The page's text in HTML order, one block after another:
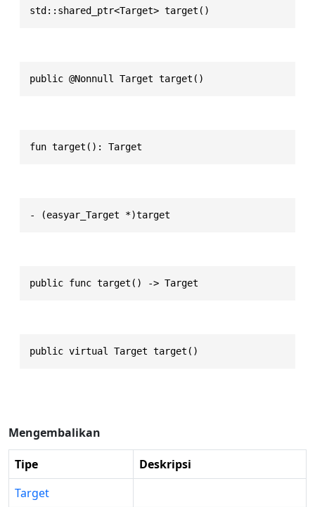
std::shared_ptr<Target> target()
public @Nonnull Target target()
fun target(): Target
- (easyar_Target *)target
public func target() -> Target
public virtual Target target()
Mengembalikan
Tipe
Deskripsi
Target